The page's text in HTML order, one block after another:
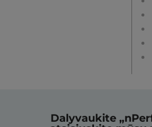
Dalyvaukite